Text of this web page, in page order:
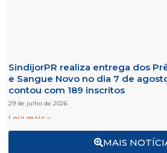
MAIS
SindijorPR realiza entrega dos
e Sangue Novo no dia 7 de
contou com 189 inscritos
29 de julho de 2026
Leia mais »